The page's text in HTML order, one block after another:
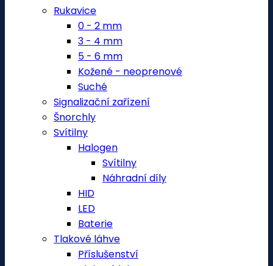
Rukavice
0 - 2 mm
3 - 4 mm
5 - 6 mm
Kožené - neoprenové
Suché
Signalizační zařízení
Šnorchly
Svítilny
Halogen
Svítilny
Náhradní díly
HID
LED
Baterie
Tlakové láhve
Příslušenství